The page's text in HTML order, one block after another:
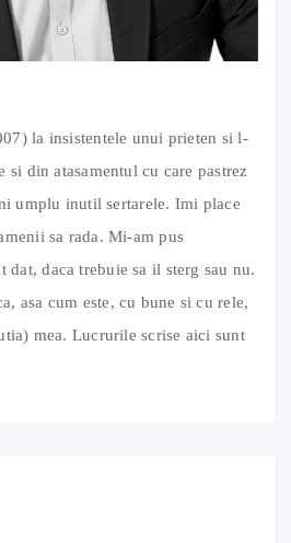
la insistentele unui prieten si l-
si din atasamentul cu care pastrez
umplu inutil sertarele. Imi place
sa rada. Mi-am pus
dat, daca trebuie sa il sterg sau nu.
asa cum este, cu bune si cu rele,
mea. Lucrurile scrise aici sunt